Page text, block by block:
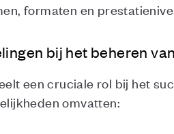
formaten en
bij het beheren
een cruciale rol bij het
omvatten: